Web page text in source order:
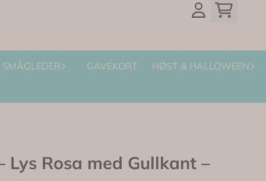
SMÅGLEDER GAVEKORT HØST & HALLOWEEN
Lys Rosa med Gullkant –